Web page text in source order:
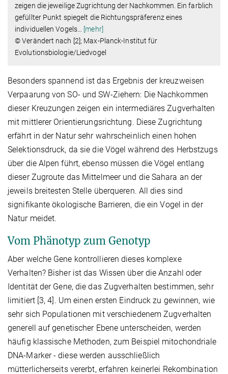
zeigen die jeweilige Zugrichtung der Nachkommen. Ein farblich
gefüllter Punkt spiegelt die Richtungspräferenz eines
individuellen Vogels… [mehr]
© Verändert nach [2]; Max-Planck-Institut für
Evolutionsbiologie/Liedvogel
Besonders spannend ist das Ergebnis der kreuzweisen
Verpaarung von SO- und SW-Ziehern: Die Nachkommen
dieser Kreuzungen zeigen ein intermediäres Zugverhalten
mit mittlerer Orientierungsrichtung. Diese Zugrichtung
erfährt in der Natur sehr wahrscheinlich einen hohen
Selektionsdruck, da sie die Vögel während des Herbstzugs
über die Alpen führt, ebenso müssen die Vögel entlang
dieser Zugroute das Mittelmeer und die Sahara an der
jeweils breitesten Stelle überqueren. All dies sind
signifikante ökologische Barrieren, die ein Vogel in der
Natur meidet.
Vom Phänotyp zum Genotyp
Aber welche Gene kontrollieren dieses komplexe
Verhalten? Bisher ist das Wissen über die Anzahl oder
Identität der Gene, die das Zugverhalten bestimmen, sehr
limitiert [3, 4]. Um einen ersten Eindruck zu gewinnen, wie
sehr sich Populationen mit verschiedenem Zugverhalten
generell auf genetischer Ebene unterscheiden, werden
häufig klassische Methoden, zum Beispiel mitochondriale
DNA-Marker - diese werden ausschließlich
mütterlicherseits vererbt, erfahren keinerlei Rekombination